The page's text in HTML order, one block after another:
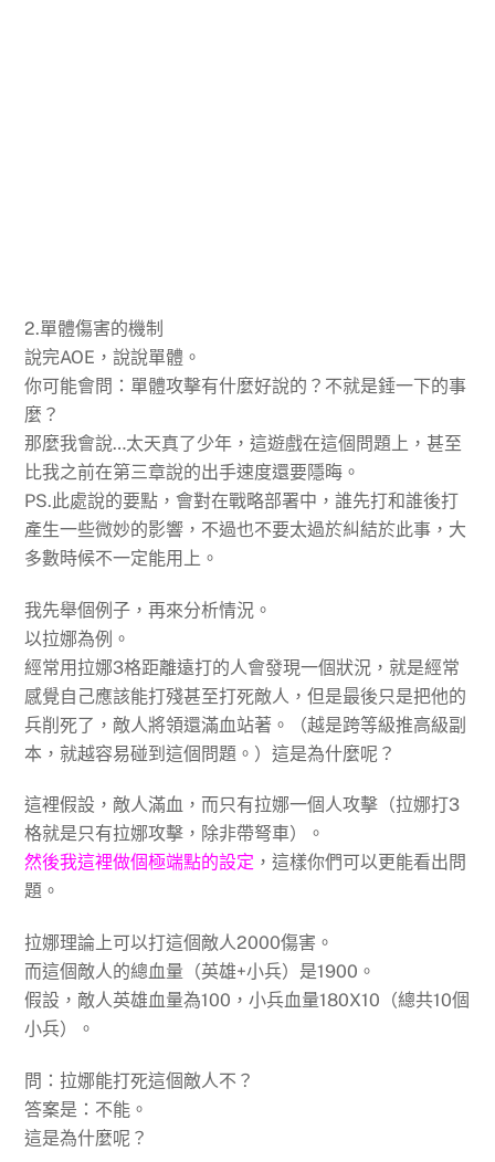
2.單體傷害的機制
說完AOE，說說單體。
你可能會問：單體攻擊有什麼好說的？不就是錘一下的事
麼？
那麼我會說…太天真了少年，這遊戲在這個問題上，甚至
比我之前在第三章說的出手速度還要隱晦。
PS.此處說的要點，會對在戰略部署中，誰先打和誰後打
產生一些微妙的影響，不過也不要太過於糾結於此事，大
多數時候不一定能用上。
我先舉個例子，再來分析情況。
以拉娜為例。
經常用拉娜3格距離遠打的人會發現一個狀況，就是經常
感覺自己應該能打殘甚至打死敵人，但是最後只是把他的
兵削死了，敵人將領還滿血站著。（越是跨等級推高級副
本，就越容易碰到這個問題。）這是為什麼呢？
這裡假設，敵人滿血，而只有拉娜一個人攻擊（拉娜打3
格就是只有拉娜攻擊，除非帶弩車）。
然後我這裡做個極端點的設定 ，這樣你們可以更能看出問
題。
拉娜理論上可以打這個敵人2000傷害。
而這個敵人的總血量（英雄+小兵）是1900。
假設，敵人英雄血量為100，小兵血量180X10（總共10個
小兵）。
問：拉娜能打死這個敵人不？
答案是：不能。
這是為什麼呢？